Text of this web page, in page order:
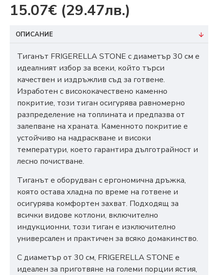
15.07€ (29.47лв.)
ОПИСАНИЕ
Тиганът FRIGERELLA STONE с диаметър 30 см е
идеалният избор за всеки, който търси
качествен и издръжлив съд за готвене.
Изработен с висококачествено каменно
покритие, този тиган осигурява равномерно
разпределение на топлината и предпазва от
залепване на храната. Каменното покритие е
устойчиво на надраскване и високи
температури, което гарантира дълготрайност и
лесно почистване.
Тиганът е оборудван с ергономична дръжка,
която остава хладна по време на готвене и
осигурява комфортен захват. Подходящ за
всички видове котлони, включително
индукционни, този тиган е изключително
универсален и практичен за всяко домакинство.
С диаметър от 30 см, FRIGERELLA STONE е
идеален за приготвяне на големи порции ястия,